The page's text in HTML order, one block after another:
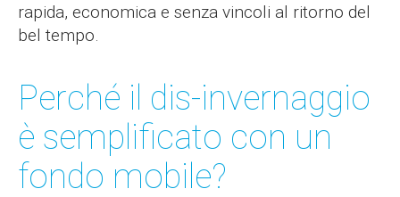
rapida, economica e senza vincoli al ritorno del
bel tempo.
Perché il dis-invernaggio
è semplificato con un
fondo mobile?